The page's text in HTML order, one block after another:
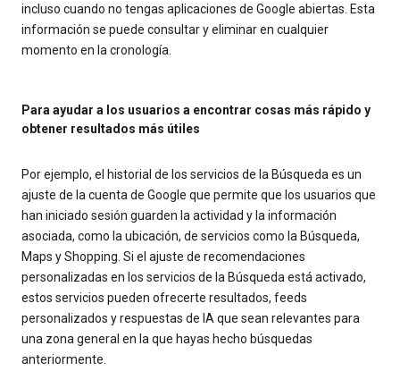
incluso cuando no tengas aplicaciones de Google abiertas. Esta
información se puede consultar y eliminar en cualquier
momento en la cronología.
Para ayudar a los usuarios a encontrar cosas más rápido y
obtener resultados más útiles
Por ejemplo, el historial de los servicios de la Búsqueda es un
ajuste de la cuenta de Google que permite que los usuarios que
han iniciado sesión guarden la actividad y la información
asociada, como la ubicación, de servicios como la Búsqueda,
Maps y Shopping. Si el ajuste de recomendaciones
personalizadas en los servicios de la Búsqueda está activado,
estos servicios pueden ofrecerte resultados, feeds
personalizados y respuestas de IA que sean relevantes para
una zona general en la que hayas hecho búsquedas
anteriormente.